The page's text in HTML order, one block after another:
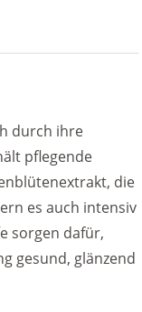
durch ihre
pflegende
die
es auch intensiv
sorgen dafür,
gesund, glänzend